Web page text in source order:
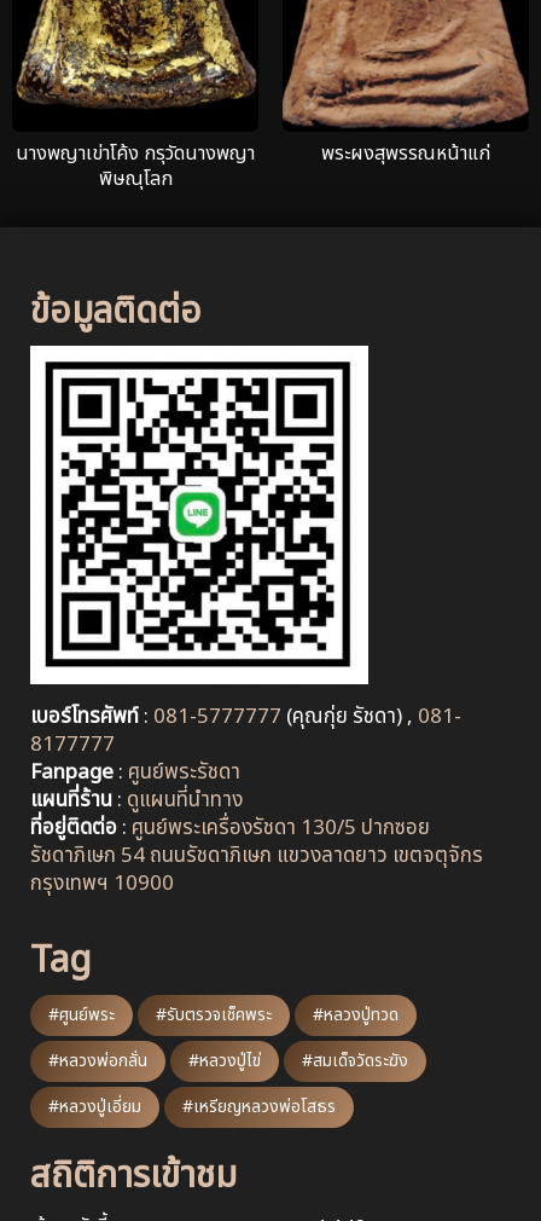
นางพญาเข่าโค้ง กรุวัดนางพญา
พิษณุโลก
พระผงสุพรรณหน้าแก่
ข้อมูลติดต่อ
เบอร์โทรศัพท์: 081-5777777 (คุณกุ่ย รัชดา) , 081-
8177777
Fanpage: ศูนย์พระรัชดา
แผนที่ร้าน: ดูแผนที่นำทาง
ที่อยู่ติดต่อ: ศูนย์พระเครื่องรัชดา 130/5 ปากซอย
รัชดาภิเษก 54 ถนนรัชดาภิเษก แขวงลาดยาว เขตจตุจักร
กรุงเทพฯ 10900
Tag
#ศูนย์พระ #รับตรวจเช็คพระ
#หลวงปู่ทวด
#หลวงพ่อกลั่น
#หลวงปู่ไข่
#สมเด็จวัดระฆัง
#หลวงปู่เอี่ยม
#เหรียญหลวงพ่อโสธร
สถิติการเข้าชม